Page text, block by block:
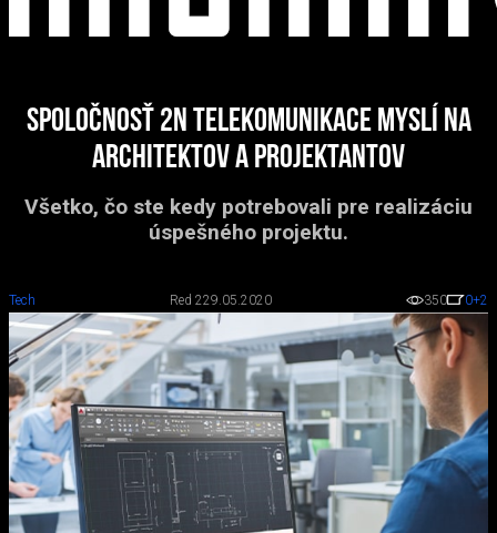
Spoločnosť 2N TELEKOMUNIKACE myslí na
architektov a projektantov
Všetko, čo ste kedy potrebovali pre realizáciu
úspešného projektu.
Tech Red 229.05.2020 350 0+2